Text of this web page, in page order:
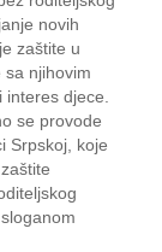
novih
zaštite u
sa njihovim
djece.
se provode
Srpskoj, koje